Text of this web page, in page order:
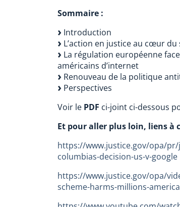
Sommaire :
Introduction
L’action en justice au cœur
La régulation européenne
américains d’internet
Renouveau de la politique
Perspectives
Voir le PDF ci-joint ci-dessous
Et pour aller plus loin, liens à
https://www.justice.gov/opa/
columbias-decision-us-v-google
https://www.justice.gov/opa/
scheme-harms-millions-